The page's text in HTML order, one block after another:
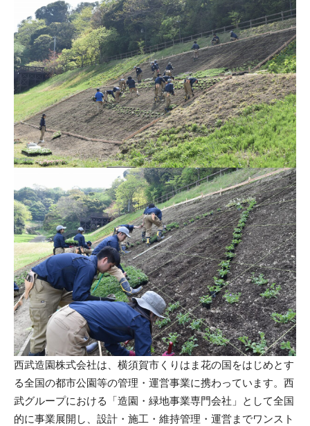
西武造園株式会社は、横須賀市くりはま花の国をはじめとす
る全国の都市公園等の管理・運営事業に携わっています。西
武グループにおける「造園・緑地事業専門会社」として全国
的に事業展開し、設計・施工・維持管理・運営までワンスト